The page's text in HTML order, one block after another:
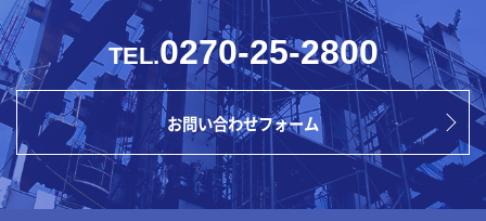
TEL.0270-25-2800
お問い合わせフォーム